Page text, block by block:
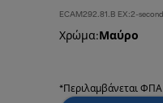
ECAM292.81.B EX:2-second
Χρώμα: Μαύρο
*Περιλαμβάνεται ΦΠΑ